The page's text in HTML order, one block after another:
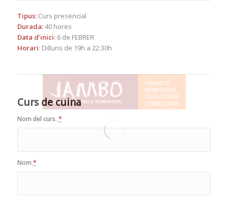
Tipus: Curs presencial
Durada:40 hores
Data d’inici: 6 de FEBRER
Horari: Dilluns de 19h a 22:30h
Curs de cuina
Nom del curs. *
Nom *